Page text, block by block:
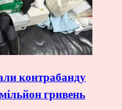
контрабанду
гривень